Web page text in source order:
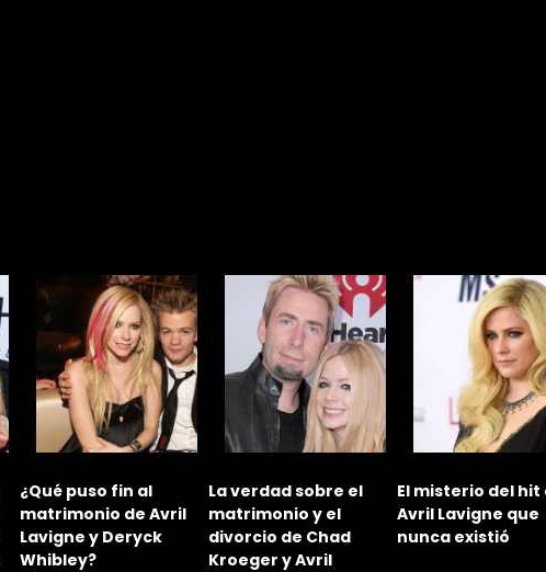
¿Qué puso fin al
matrimonio de Avril
Lavigne y Deryck
Whibley?
La verdad sobre el
matrimonio y el
divorcio de Chad
Kroeger y Avril
El misterio del hit
Avril Lavigne que
nunca existió